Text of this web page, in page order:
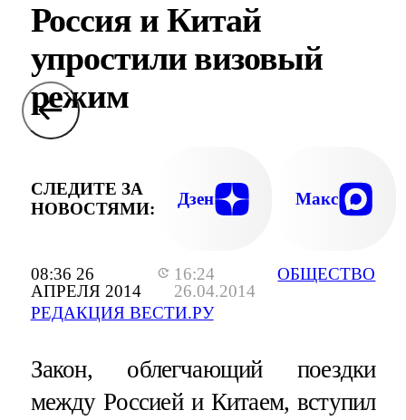
08:36 26
АПРЕЛЯ 2014
16:24
26.04.2014
РЕДАКЦИЯ ВЕСТИ.РУ
ОБЩЕСТВО
Россия и Китай
упростили визовый
режим
СЛЕДИТЕ ЗА
НОВОСТЯМИ:
Дзен Макс
Закон, облегчающий поездки
между Россией и Китаем, вступил